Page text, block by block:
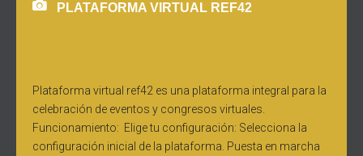
PLATAFORMA VIRTUAL REF42
Plataforma virtual ref42 es una plataforma integral para la
celebración de eventos y congresos virtuales.
Funcionamiento: Elige tu configuración: Selecciona la
configuración inicial de la plataforma. Puesta en marcha